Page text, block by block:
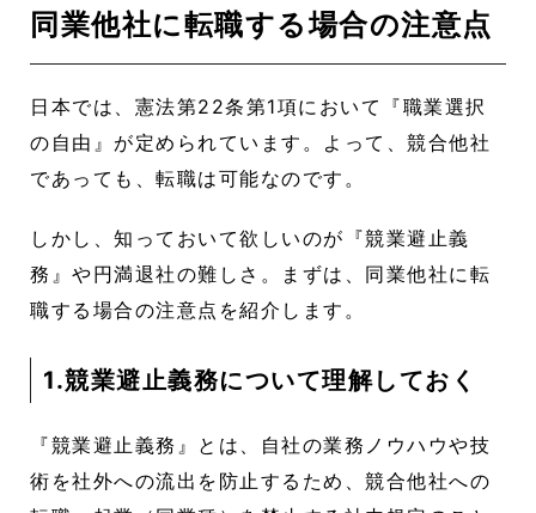
同業他社に転職する場合の注意点
日本では、憲法第22条第1項において『職業選択
の自由』が定められています。よって、競合他社
であっても、転職は可能なのです。
しかし、知っておいて欲しいのが『競業避止義
務』や円満退社の難しさ。まずは、同業他社に転
職する場合の注意点を紹介します。
1.競業避止義務について理解しておく
『競業避止義務』とは、自社の業務ノウハウや技
術を社外への流出を防止するため、競合他社への